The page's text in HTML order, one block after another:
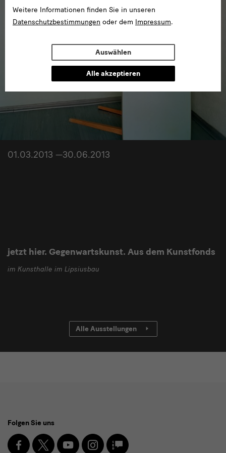
01.03.2013 —30.06.2013
jetzt hier. Gegenwartskunst. Aus dem Kunstfonds
im Kunsthalle im Lipsiusbau
Alle Ausstellungen
Weitere Informationen finden Sie in unseren
Datenschutzbestimmungen oder dem Impressum.
Auswählen
Alle akzeptieren
Media
und
Folgen Sie uns
Facebook
X YoutubeInstagramSKD